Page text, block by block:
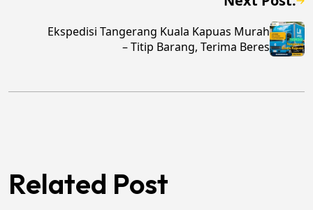
Ekspedisi Tangerang Kuala Kapuas Murah
– Titip Barang, Terima Beres
Related Post